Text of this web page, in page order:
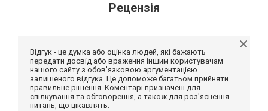
Рецензія
Відгук - це думка або оцінка людей, які бажають
передати досвід або враження іншим користувачам
нашого сайту з обов'язковою аргументацією
залишеного відгука. Це допоможе багатьом прийняти
правильне рішення. Коментарі призначені для
спілкування та обговорення, а також для роз'яснення
питань, що цікавлять.